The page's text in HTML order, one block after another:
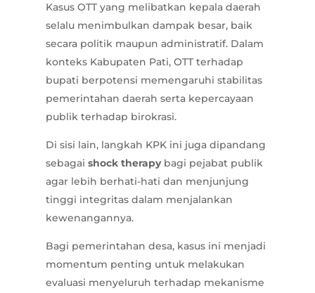
Kasus OTT yang melibatkan kepala daerah
selalu menimbulkan dampak besar, baik
secara politik maupun administratif. Dalam
konteks Kabupaten Pati, OTT terhadap
bupati berpotensi memengaruhi stabilitas
pemerintahan daerah serta kepercayaan
publik terhadap birokrasi.
Di sisi lain, langkah KPK ini juga dipandang
sebagai shock therapybagi pejabat publik
agar lebih berhati-hati dan menjunjung
tinggi integritas dalam menjalankan
kewenangannya.
Bagi pemerintahan desa, kasus ini menjadi
momentum penting untuk melakukan
evaluasi menyeluruh terhadap mekanisme